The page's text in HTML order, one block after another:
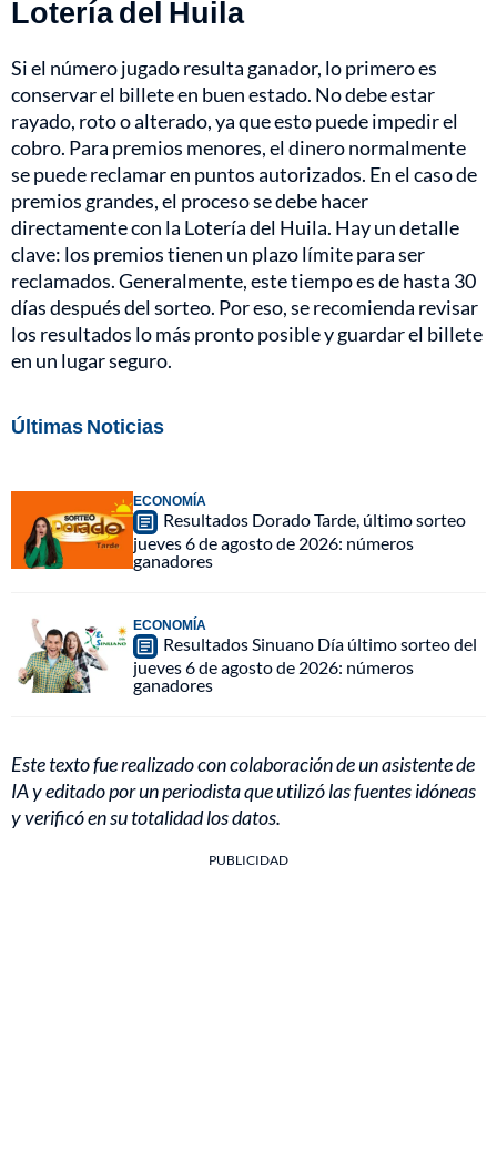
Lotería del Huila
Si el número jugado resulta ganador, lo primero es
conservar el billete en buen estado. No debe estar
rayado, roto o alterado, ya que esto puede impedir el
cobro. Para premios menores, el dinero normalmente
se puede reclamar en puntos autorizados. En el caso de
premios grandes, el proceso se debe hacer
directamente con la Lotería del Huila. Hay un detalle
clave: los premios tienen un plazo límite para ser
reclamados. Generalmente, este tiempo es de hasta 30
días después del sorteo. Por eso, se recomienda revisar
los resultados lo más pronto posible y guardar el billete
en un lugar seguro.
Últimas Noticias
ECONOMÍA
Resultados Dorado Tarde, último sorteo
jueves 6 de agosto de 2026: números
ganadores
ECONOMÍA
Resultados Sinuano Día último sorteo del
jueves 6 de agosto de 2026: números
ganadores
Este texto fue realizado con colaboración de un asistente de
IA y editado por un periodista que utilizó las fuentes idóneas
y verificó en su totalidad los datos.
PUBLICIDAD